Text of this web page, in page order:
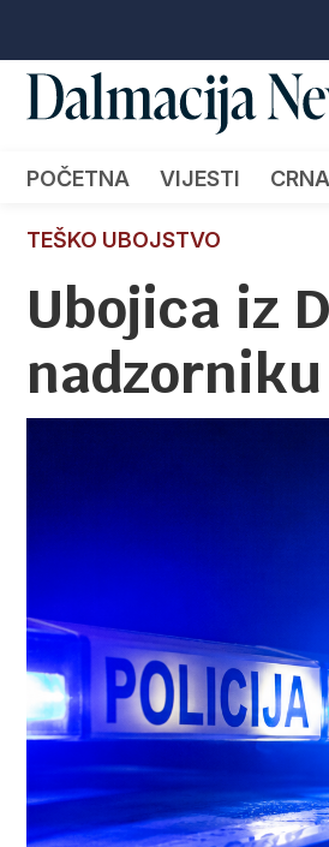
POČETNA VIJESTI
TEŠKO UBOJSTVO
Ubojica iz
nadzorniku